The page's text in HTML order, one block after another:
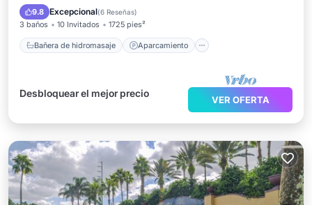
9.8 Excepcional(6 Reseñas)
3 baños 10 Invitados 1725 pies²
Bañera de hidromasaje Aparcamiento
Piscina
Balcón/Terraza
Desbloquear el mejor precio
VER OFERTA